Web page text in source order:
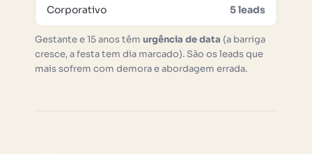
Corporativo 5 leads
Gestante e 15 anos têm urgência de data (a barriga
cresce, a festa tem dia marcado). São os leads que
mais sofrem com demora e abordagem errada.